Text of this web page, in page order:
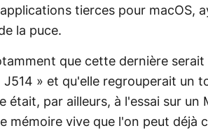
tierces pour macOS,
la puce.
que cette dernière
J514 » et qu'elle regrouperait un
était, par ailleurs, à l'essai sur un
mémoire vive que l'on peut déjà